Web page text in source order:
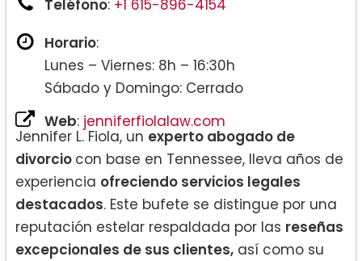
Teléfono: +1 615-896-4154
Horario:
Lunes – Viernes: 8h – 16:30h
Sábado y Domingo: Cerrado
Web: jenniferfiolalaw.com
Jennifer L. Fiola, un experto abogado de
divorcio con base en Tennessee, lleva años de
experiencia ofreciendo servicios legales
destacados. Este bufete se distingue por una
reputación estelar respaldada por las reseñas
excepcionales de sus clientes, así como su